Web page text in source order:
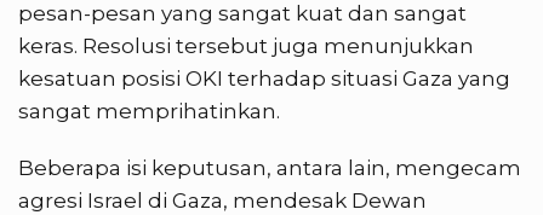
pesan-pesan yang sangat kuat dan sangat
keras. Resolusi tersebut juga menunjukkan
kesatuan posisi OKI terhadap situasi Gaza yang
sangat memprihatinkan.
Beberapa isi keputusan, antara lain, mengecam
agresi Israel di Gaza, mendesak Dewan